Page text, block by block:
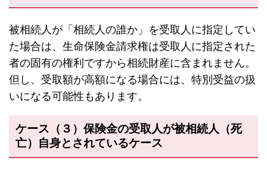
被相続人が「相続人の誰か」を受取人に指定してい
た場合は、生命保険金請求権は受取人に指定された
者の固有の権利ですから相続財産に含まれません。
但し、受取額が高額になる場合には、特別受益の扱
いになる可能性もあります。
ケース（３）保険金の受取人が被相続人（死
亡）自身とされているケース